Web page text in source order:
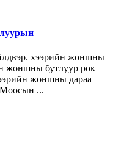
хээрийн жоншны
жоншны бутлуур рок
жоншны дараа
Моосын ...